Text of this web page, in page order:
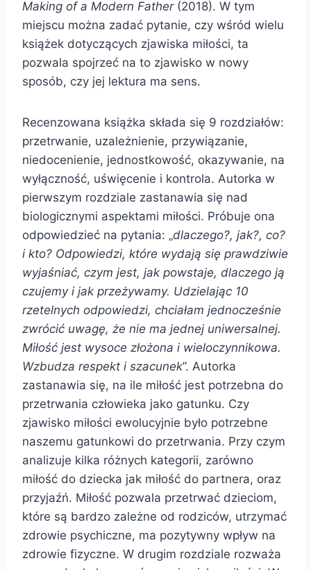
Making of a Modern Father(2018). W tym
miejscu można zadać pytanie, czy wśród wielu
książek dotyczących zjawiska miłości, ta
pozwala spojrzeć na to zjawisko w nowy
sposób, czy jej lektura ma sens.
Recenzowana książka składa się 9 rozdziałów:
przetrwanie, uzależnienie, przywiązanie,
niedocenienie, jednostkowość, okazywanie, na
wyłączność, uświęcenie i kontrola. Autorka w
pierwszym rozdziale zastanawia się nad
biologicznymi aspektami miłości. Próbuje ona
odpowiedzieć na pytania: „dlaczego?, jak?, co?
i kto? Odpowiedzi, które wydają się prawdziwie
wyjaśniać, czym jest, jak powstaje, dlaczego ją
czujemy i jak przeżywamy. Udzielając 10
rzetelnych odpowiedzi, chciałam jednocześnie
zwrócić uwagę, że nie ma jednej uniwersalnej.
Miłość jest wysoce złożona i wieloczynnikowa.
Wzbudza respekt i szacunek”. Autorka
zastanawia się, na ile miłość jest potrzebna do
przetrwania człowieka jako gatunku. Czy
zjawisko miłości ewolucyjnie było potrzebne
naszemu gatunkowi do przetrwania. Przy czym
analizuje kilka różnych kategorii, zarówno
miłość do dziecka jak miłość do partnera, oraz
przyjaźń. Miłość pozwala przetrwać dzieciom,
które są bardzo zależne od rodziców, utrzymać
zdrowie psychiczne, ma pozytywny wpływ na
zdrowie fizyczne. W drugim rozdziale rozważa